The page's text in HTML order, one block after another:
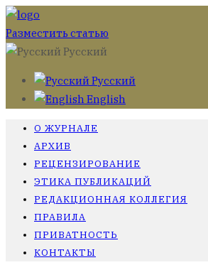
Разместить статью
Русский
Русский
English
О ЖУРНАЛЕ
АРХИВ
РЕЦЕНЗИРОВАНИЕ
ЭТИКА ПУБЛИКАЦИЙ
РЕДАКЦИОННАЯ КОЛЛЕГИЯ
ПРАВИЛА
ПРИВАТНОСТЬ
КОНТАКТЫ